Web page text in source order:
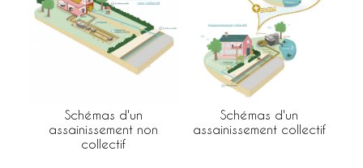
Schémas d'un
assainissement non
collectif
Schémas d'un
assainissement collectif